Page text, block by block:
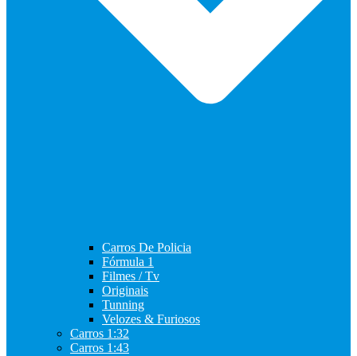
Carros De Policia
Fórmula 1
Filmes / Tv
Originais
Tunning
Velozes & Furiosos
Carros 1:32
Carros 1:43